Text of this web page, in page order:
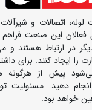
اتصالات و
فعالان این صنعت
در ارتباط هستند و
را ایجاد کنند. برای
پیش از هرگونه
دهید. مسئولیت
خواهد بود.